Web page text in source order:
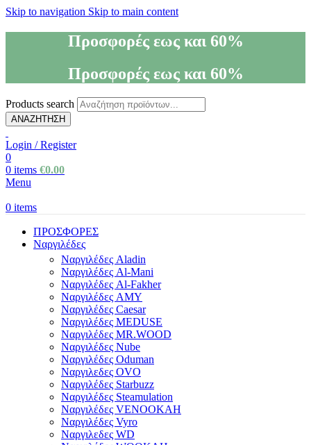
Skip to navigation Skip to main content
Προσφορές εως και 60%
Προσφορές εως και 60%
Products search
ΑΝΑΖΗΤΗΣΗ
Login / Register
0
0 items €0.00
Menu
0 items
ΠΡΟΣΦΟΡΕΣ
Ναργιλέδες
Ναργιλέδες Aladin
Ναργιλέδες Al-Mani
Ναργιλέδες Al-Fakher
Ναργιλέδες AΜΥ
Ναργιλέδες Caesar
Ναργιλέδες MEDUSE
Ναργιλέδες MR.WOOD
Ναργιλέδες Nube
Ναργιλέδες Oduman
Ναργιλεδες OVO
Ναργιλέδες Starbuzz
Ναργιλέδες Steamulation
Ναργιλέδες VENOOKAH
Ναργιλέδες Vyro
Ναργιλεδες WD